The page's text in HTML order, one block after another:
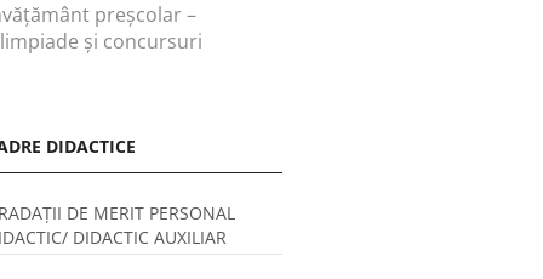
preşcolar –
și concursuri
DIDACTICE
DE MERIT PERSONAL
DIDACTIC AUXILIAR